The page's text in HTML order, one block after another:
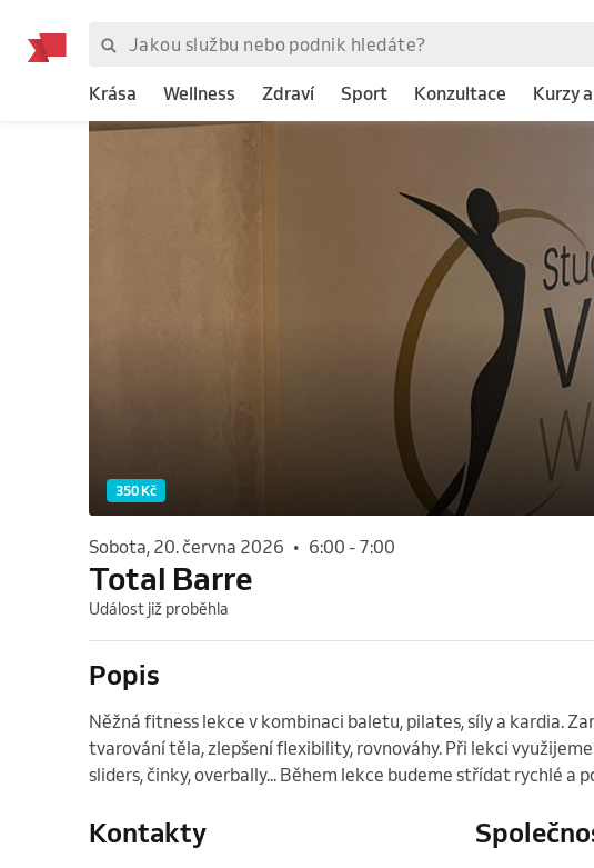
Krása Wellness Zdraví Sport Konzultace Kurzy
350 Kč
sobota, 20. června 2026 • 6:00 - 7:00
Total Barre
Událost již proběhla
Popis
Něžná fitness lekce v kombinaci baletu, pilates, síly a kardia.
tvarování těla, zlepšení flexibility, rovnováhy. Při lekci
sliders, činky, overbally... Během lekce budeme střídat rychlé a
Kontakty